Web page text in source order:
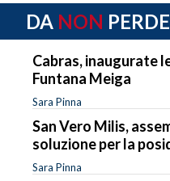
DA NON
Cabras, inaugurate
Funtana Meiga
Sara Pinna
San Vero Milis,
soluzione per la
Sara Pinna